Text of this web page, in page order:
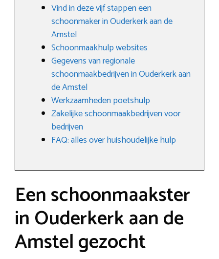
Vind in deze vijf stappen een
schoonmaker in Ouderkerk aan de
Amstel
Schoonmaakhulp websites
Gegevens van regionale
schoonmaakbedrijven in Ouderkerk aan
de Amstel
Werkzaamheden poetshulp
Zakelijke schoonmaakbedrijven voor
bedrijven
FAQ: alles over huishoudelijke hulp
Een schoonmaakster
in Ouderkerk aan de
Amstel gezocht